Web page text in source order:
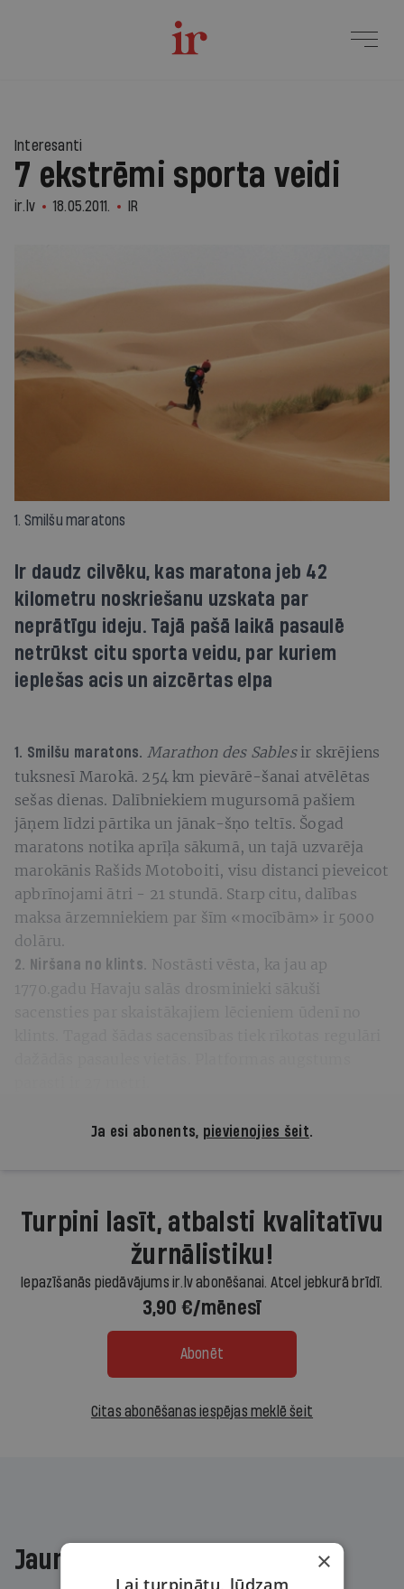
Interesanti
7 ekstrēmi sporta veidi
ir.lv 18.05.2011. IR
1. Smilšu maratons
Ir daudz cilvēku, kas maratona jeb 42
kilometru noskriešanu uzskata par
neprātīgu ideju. Tajā pašā laikā pasaulē
netrūkst citu sporta veidu, par kuriem
ieplešas acis un aizcērtas elpa
1. Smilšu maratons. Marathon des Sablesir skrējiens
tuksnesī Marokā. 254 km pievārē-šanai atvēlētas
sešas dienas. Dalībniekiem mugursomā pašiem
jāņem līdzi pārtika un jānak-šņo teltīs. Šogad
maratons notika aprīļa sākumā, un tajā uzvarēja
marokānis Rašids Motoboiti, visu distanci pieveicot
apbrīnojami ātri - 21 stundā. Starp citu, dalības
maksa ārzemniekiem par šīm «mocībām» ir 5000
dolāru.
2. Niršana no klints. Nostāsti vēsta, ka jau ap
1770.gadu Havaju salās drosminieki sākuši
Ja esi abonents, pievienojies šeit.
Turpini lasīt, atbalsti kvalitatīvu
žurnālistiku!
Iepazīšanās piedāvājums ir.lv abonēšanai. Atcel jebkurā brīdī.
3,90 €/mēnesī
Abonēt
Citas abonēšanas iespējas meklē šeit
Jaunākajā žurnālā ×
Lai turpinātu, lūdzam